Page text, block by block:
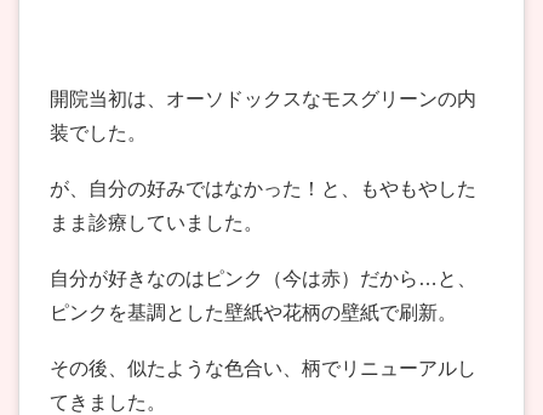
開院当初は、オーソドックスなモスグリーンの内
装でした。
が、自分の好みではなかった！と、もやもやした
まま診療していました。
自分が好きなのはピンク（今は赤）だから…と、
ピンクを基調とした壁紙や花柄の壁紙で刷新。
その後、似たような色合い、柄でリニューアルし
てきました。